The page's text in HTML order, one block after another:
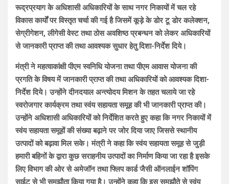
रूद्रप्रयाग के अधिशासी अधिकारियों के साथ नगर निकायों में चल रहे
विकास कार्यों पर विस्तृत चर्चा की गई है जिसमें कूड़े के डोर टू डोर कलेक्शन,
सेग्रीगेशन, लीगेसी वेस्ट तथा ठोस अवशिष्ठ प्रबन्धन को लेकर अधिकारियों
से जानकारी प्राप्त की तथा आवश्यक सुधार हेतु दिशा-निर्देश दिये।
मंत्री ने महत्वाकांक्षी पीएम स्वनिधि योजना तथा पीएम आवास योजना की
प्रगति के विषय में जानकारी प्राप्त की तथा अधिकारियों को आवश्यक दिशा-
निर्देश दिये। उन्होंने दीनदयाल अन्त्योदय मिशन के तहत चलाये जा रहे
स्वरोजगार कार्यक्रम तथा स्वंय सहायता समूह की भी जानकारी प्राप्त की।
उन्होंने अधिशासी अधिकारियों को निर्देशित करते हुए कहा कि नगर निकायों में
स्वंय सहायता समूहों की संख्या बढ़ाने पर जोर दिया जाए जिससे स्थानीय
उत्पादों को बढ़ावा मिल सके। मंत्री ने कहा कि स्वंय सहायता समूह से जुड़ी
हमारी बहिनों के द्वारा कुछ सराहनीय उत्पादों का निर्माण किया जा रहा है इसके
लिए विभाग की ओर से अमेजॉन तथा फ्लिप कार्ड जैसी ऑनलाईन शॉपिंग
साईट से भी समझौता किया गया है। उन्होंने कहा कि इस समझौते से स्वंय